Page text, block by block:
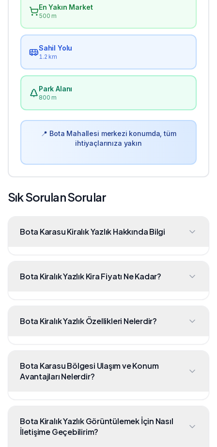
En Yakın Market
500 m
Sahil Yolu
1.2 km
Park Alanı
800 m
📍 Bota Mahallesi merkezi konumda, tüm
ihtiyaçlarınıza yakın
Sık Sorulan Sorular
Bota Karasu Kiralık Yazlık Hakkında Bilgi
Bota Kiralık Yazlık Kira Fiyatı Ne Kadar?
Bota Kiralık Yazlık Özellikleri Nelerdir?
Bota Karasu Bölgesi Ulaşım ve Konum
Avantajları Nelerdir?
Bota Kiralık Yazlık Görüntülemek İçin Nasıl
İletişime Geçebilirim?